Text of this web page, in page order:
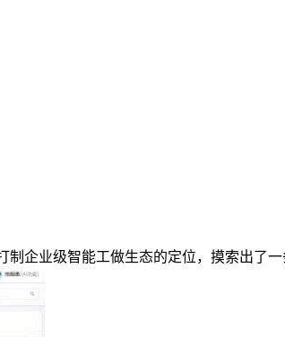
企业级智能工做生态的定位，摸索出了